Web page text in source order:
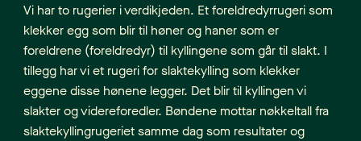
Vi har to rugerier i verdikjeden. Et foreldredyrrugeri som
klekker egg som blir til høner og haner som er
foreldrene (foreldredyr) til kyllingene som går til slakt. I
tillegg har vi et rugeri for slaktekylling som klekker
eggene disse hønene legger. Det blir til kyllingen vi
slakter og videreforedler. Bøndene mottar nøkkeltall fra
slaktekyllingrugeriet samme dag som resultater og